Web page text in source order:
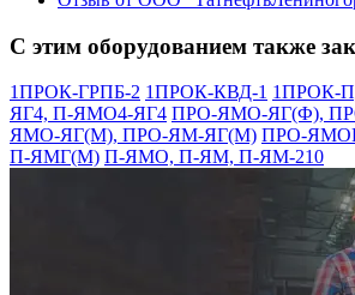
С этим оборудованием также
1ПРОК-ГРПБ-2 1ПРОК-КВД-1 1ПРОК-
ЯГ4, П-ЯМО4-ЯГ4 ПРО-ЯМО-ЯГ(Ф),
ЯМО-ЯГ(М), ПРО-ЯМ-ЯГ(М) ПРО-
П-ЯМГ(М) П-ЯМО, П-ЯМ, П-ЯМ-210